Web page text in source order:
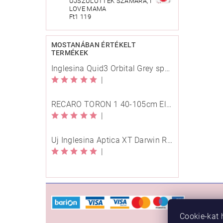
LOVE MAMA
Ft1 119
MOSTANÁBAN ÉRTÉKELT
TERMÉKEK
Inglesina Quid3 Orbital Grey sport babakocsi
RECARO TORON 1 40-105cm Elegant Beige
Új Inglesina Aptica XT Darwin Recline Evo 4in1 Himalaya Blue multifunkciós babakocsi
Cookie-kat